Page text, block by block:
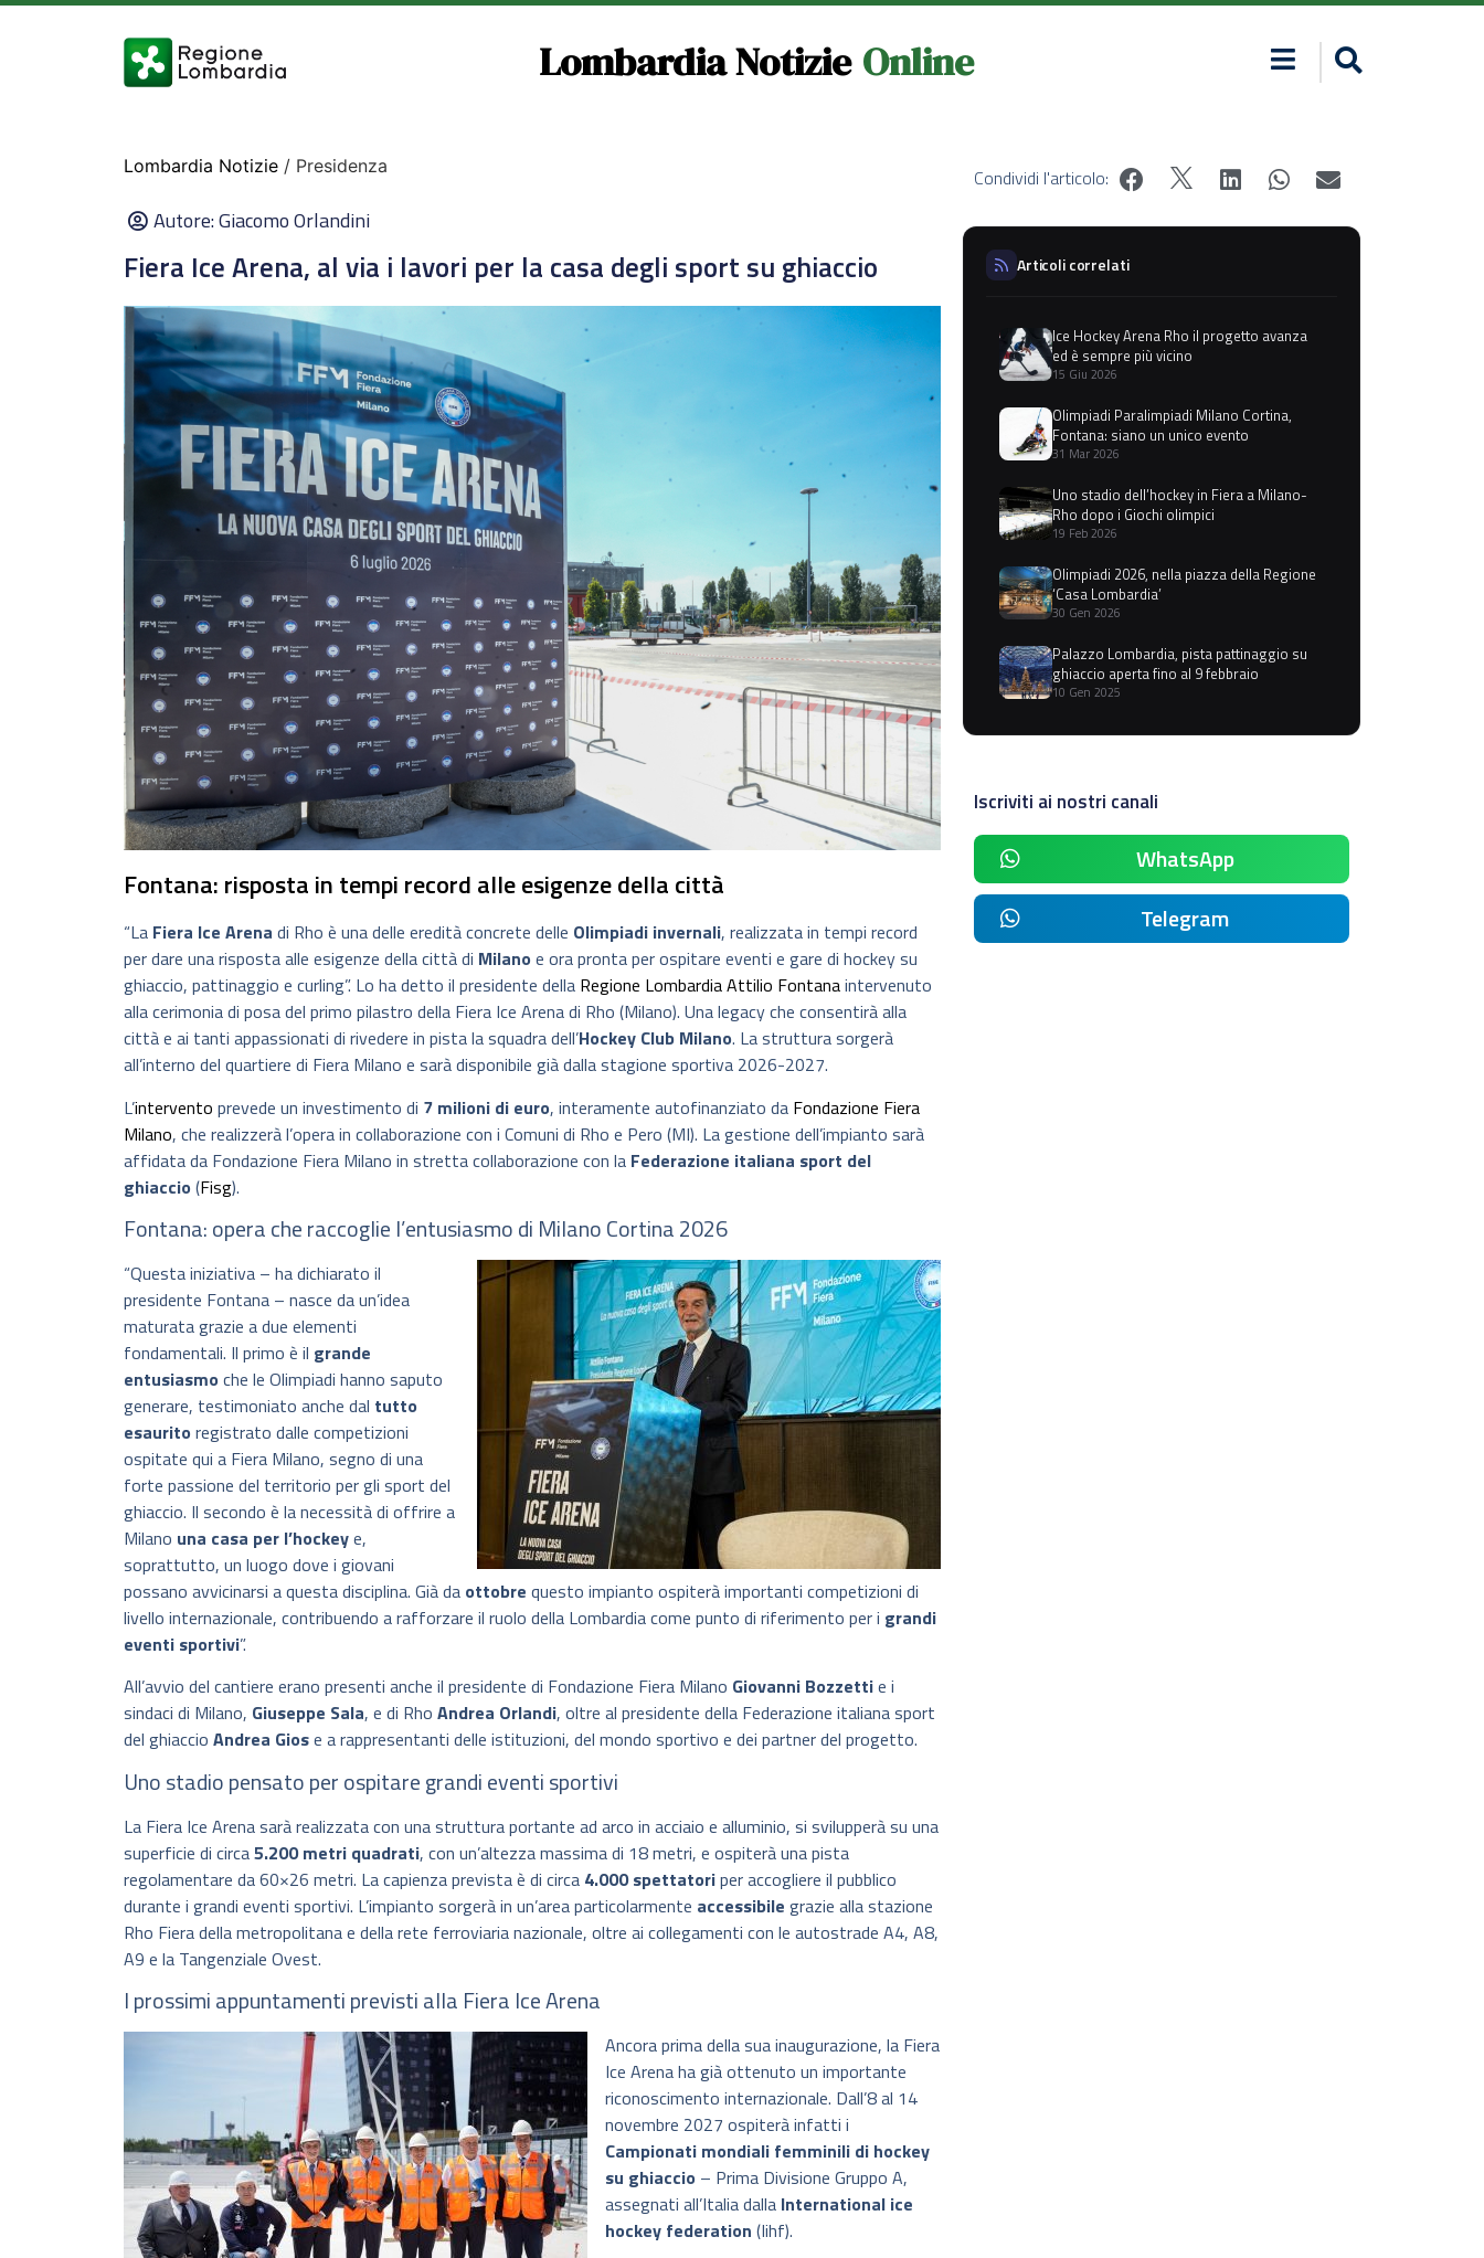
Lombardia Notizie Online
Lombardia Notizie / Presidenza
Autore:Giacomo Orlandini
Fiera Ice Arena, al via i lavori per la casa degli sport su ghiaccio
Fontana: risposta in tempi record alle esigenze della città
“La Fiera Ice Arena di Rho è una delle eredità concrete delle Olimpiadi invernali, realizzata in tempi record
per dare una risposta alle esigenze della città di Milano e ora pronta per ospitare eventi e gare di hockey su
ghiaccio, pattinaggio e curling”. Lo ha detto il presidente della Regione LombardiaAttilio Fontanaintervenuto
alla cerimonia di posa del primo pilastro della Fiera Ice Arena di Rho (Milano). Una legacy che consentirà alla
città e ai tanti appassionati di rivedere in pista la squadra dell’Hockey Club Milano. La struttura sorgerà
all’interno del quartiere di Fiera Milano e sarà disponibile già dalla stagione sportiva 2026-2027.
L’intervento prevede un investimento di 7 milioni di euro, interamente autofinanziato da Fondazione Fiera
Milano, che realizzerà l’opera in collaborazione con i Comuni di Rho e Pero (MI). La gestione dell’impianto sarà
affidata da Fondazione Fiera Milano in stretta collaborazione con la Federazione italiana sport del
ghiaccio (Fisg).
Fontana: opera che raccoglie l’entusiasmo di Milano Cortina 2026
“Questa iniziativa – ha dichiarato il
presidente Fontana – nasce da un’idea
maturata grazie a due elementi
fondamentali. Il primo è il grande
entusiasmo che le Olimpiadi hanno saputo
generare, testimoniato anche dal tutto
esaurito registrato dalle competizioni
ospitate qui a Fiera Milano, segno di una
forte passione del territorio per gli sport del
ghiaccio. Il secondo è la necessità di offrire a
Milano una casa per l’hockeye,
soprattutto, un luogo dove i giovani
possano avvicinarsi a questa disciplina. Già da ottobre questo impianto ospiterà importanti competizioni di
livello internazionale, contribuendo a rafforzare il ruolo della Lombardia come punto di riferimento per i grandi
eventi sportivi”.
All’avvio del cantiere erano presenti anche il presidente di Fondazione Fiera Milano Giovanni Bozzettie i
sindaci di Milano, Giuseppe Sala, e di Rho Andrea Orlandi, oltre al presidente della Federazione italiana sport
del ghiaccio Andrea Giose a rappresentanti delle istituzioni, del mondo sportivo e dei partner del progetto.
Uno stadio pensato per ospitare grandi eventi sportivi
La Fiera Ice Arena sarà realizzata con una struttura portante ad arco in acciaio e alluminio, si svilupperà su una
superficie di circa5.200 metri quadrati, con un’altezza massima di 18 metri, e ospiterà una pista
regolamentare da 60×26 metri. La capienza prevista è di circa 4.000 spettatoriper accogliere il pubblico
durante i grandi eventi sportivi. L’impianto sorgerà in un’area particolarmente accessibile grazie alla stazione
Rho Fiera della metropolitana e della rete ferroviaria nazionale, oltre ai collegamenti con le autostrade A4, A8,
A9 e la Tangenziale Ovest.
I prossimi appuntamenti previsti alla Fiera Ice Arena
Ancora prima della sua inaugurazione, la Fiera
Ice Arena ha già ottenuto un importante
riconoscimento internazionale. Dall’8 al 14
novembre 2027 ospiterà infatti i
Campionati mondiali femminili di hockey
su ghiaccio – Prima Divisione Gruppo A,
assegnati all’Italia dalla International ice
hockey federation (Iihf).
Condividi l'articolo:
Articoli correlati
Ice Hockey Arena Rho il progetto avanza
ed è sempre più vicino
15 Giu 2026
Olimpiadi Paralimpiadi Milano Cortina,
Fontana: siano un unico evento
31 Mar 2026
Uno stadio dell’hockey in Fiera a Milano-
Rho dopo i Giochi olimpici
19 Feb 2026
Olimpiadi 2026, nella piazza della Regione
‘Casa Lombardia’
30 Gen 2026
Palazzo Lombardia, pista pattinaggio su
ghiaccio aperta fino al 9 febbraio
10 Gen 2025
Iscriviti ai nostri canali
WhatsApp
Telegram